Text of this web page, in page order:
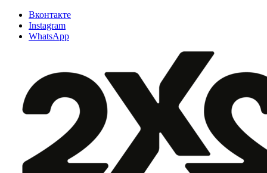
Вконтакте
Instagram
WhatsApp